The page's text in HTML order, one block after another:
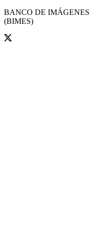
BANCO DE
(BIMES)